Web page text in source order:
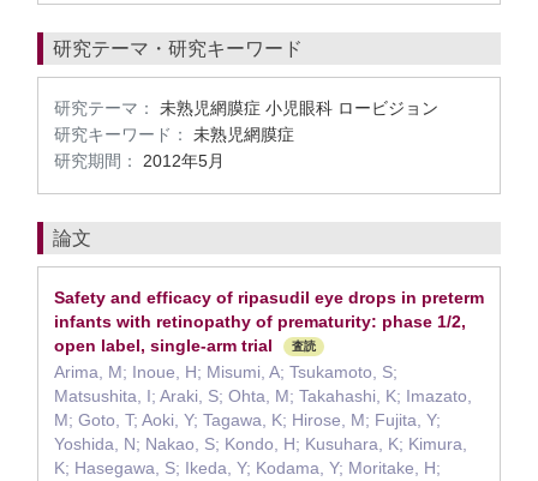
研究テーマ・研究キーワード
研究テーマ：
未熟児網膜症 小児眼科 ロービジョン
研究キーワード：
未熟児網膜症
研究期間：
2012年5月
論文
Safety and efficacy of ripasudil eye drops in preterm
infants with retinopathy of prematurity: phase 1/2,
open label, single-arm trial
査読
Arima, M; Inoue, H; Misumi, A; Tsukamoto, S;
Matsushita, I; Araki, S; Ohta, M; Takahashi, K; Imazato,
M; Goto, T; Aoki, Y; Tagawa, K; Hirose, M; Fujita, Y;
Yoshida, N; Nakao, S; Kondo, H; Kusuhara, K; Kimura,
K; Hasegawa, S; Ikeda, Y; Kodama, Y; Moritake, H;